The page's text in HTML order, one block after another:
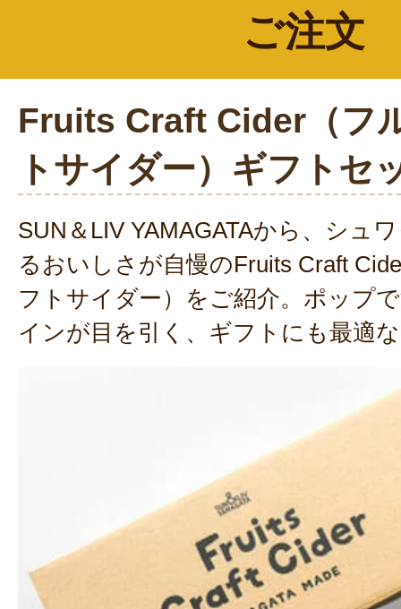
ご注文
Fruits Craft Cider（フ
トサイダー）ギフトセ
SUN＆LIV YAMAGATAから、シュ
るおいしさが自慢のFruits Craft
フトサイダー）をご紹介。ポップ
インが目を引く、ギフトにも最適